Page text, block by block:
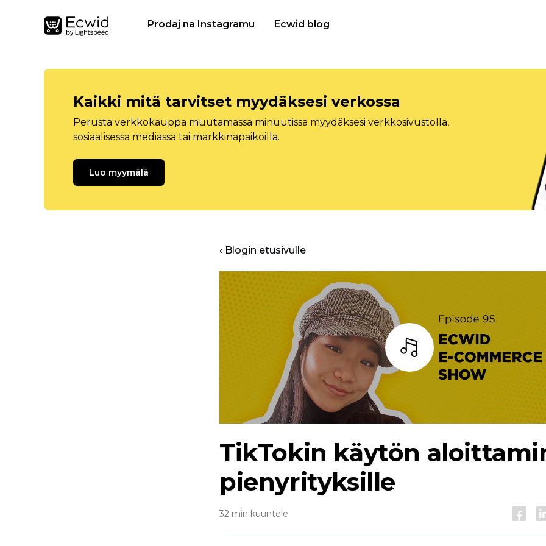
Prodaj na Instagramu Ecwid blog
Kaikki mitä tarvitset myydäksesi verkossa
Perusta verkkokauppa muutamassa minuutissa myydäksesi verkkosivustolla,
sosiaalisessa mediassa tai markkinapaikoilla.
Luo myymälä
‹ Blogin etusivulle
TikTokin käytön
pienyrityksille
32 min kuuntele